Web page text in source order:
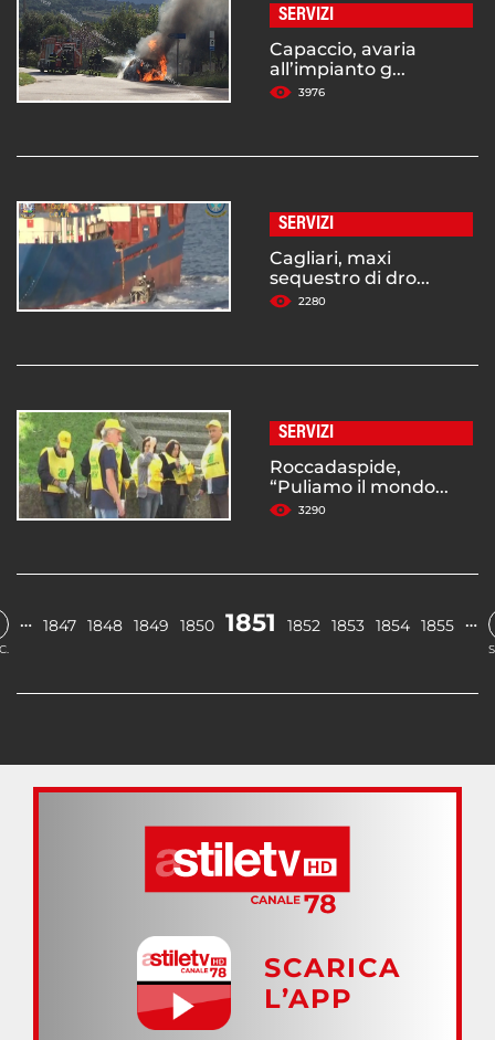
SERVIZI
Capaccio, avaria
all’impianto g...
3976
SERVIZI
Cagliari, maxi
sequestro di dro...
2280
SERVIZI
Roccadaspide,
“Puliamo il mondo...
3290
… 1847 1848 1849 1850 1851 1852 1853 1854 1855 …
SCARICA
L’APP